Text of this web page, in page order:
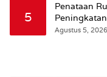
5
Penataan
Wattimena:
Agustus 5, 2026